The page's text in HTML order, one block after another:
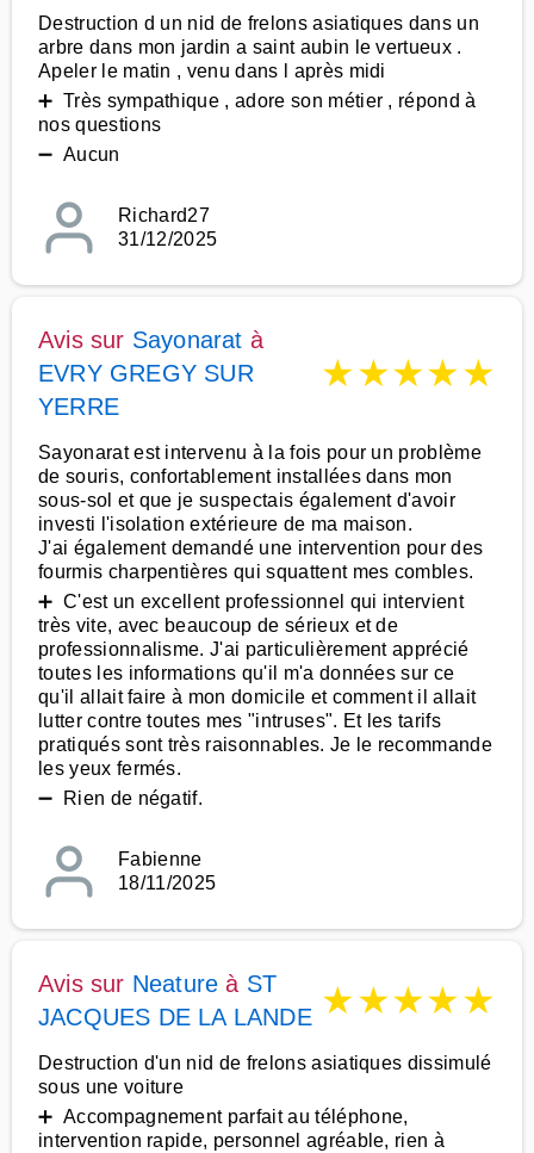
Destruction d un nid de frelons asiatiques dans un
arbre dans mon jardin a saint aubin le vertueux .
Apeler le matin , venu dans l après midi
➕ Très sympathique , adore son métier , répond à
nos questions
➖ Aucun
Richard27
31/12/2025
Avis sur Sayonarat à
EVRY GREGY SUR
YERRE
★★★★★
Sayonarat est intervenu à la fois pour un problème
de souris, confortablement installées dans mon
sous-sol et que je suspectais également d'avoir
investi l'isolation extérieure de ma maison.
J'ai également demandé une intervention pour des
fourmis charpentières qui squattent mes combles.
➕ C'est un excellent professionnel qui intervient
très vite, avec beaucoup de sérieux et de
professionnalisme. J'ai particulièrement apprécié
toutes les informations qu'il m'a données sur ce
qu'il allait faire à mon domicile et comment il allait
lutter contre toutes mes "intruses". Et les tarifs
pratiqués sont très raisonnables. Je le recommande
les yeux fermés.
➖ Rien de négatif.
Fabienne
18/11/2025
Avis sur Neature à ST
JACQUES DE LA LANDE ★★★★★
Destruction d'un nid de frelons asiatiques dissimulé
sous une voiture
➕ Accompagnement parfait au téléphone,
intervention rapide, personnel agréable, rien à